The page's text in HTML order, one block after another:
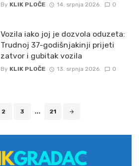
By KLIK PLOČE 14. srpnja 2026. 0
Vozila iako joj je dozvola oduzeta:
Trudnoj 37-godišnjakinji prijeti
zatvor i gubitak vozila
By KLIK PLOČE 13. srpnja 2026. 0
2 3 ... 21